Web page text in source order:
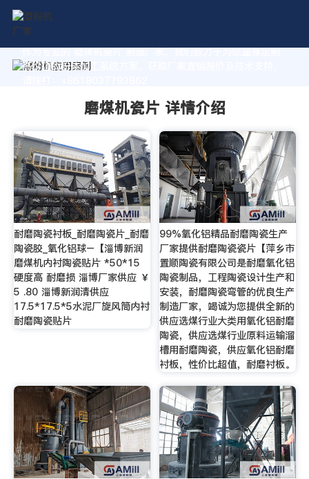
作为专业的 磨煤机瓷片 制造厂家，我们致力于为您量身定制
高价值的粉体加工系统方案。获取厂家直销报价及技术支持，
磨煤机瓷片 详情介绍
耐磨陶瓷衬板_耐磨陶瓷片_耐磨
陶瓷胶_氧化铝球–【淄博新润
磨煤机内衬陶瓷贴片 *50*15
硬度高 耐磨损 淄博厂家供应 ￥
5 .80 淄博新润清供应
17.5*17.5*5水泥厂旋风筒内衬
耐磨陶瓷贴片
99%氧化铝精品耐磨陶瓷生产
厂家提供耐磨陶瓷瓷片【萍乡市
置顺陶瓷有限公司是耐磨氧化铝
陶瓷制品，工程陶瓷设计生产和
安装，耐磨陶瓷弯管的优良生产
制造厂家，竭诚为您提供全新的
供应选煤行业大类用氧化铝耐磨
陶瓷，供应选煤行业原料运输溜
槽用耐磨陶瓷，供应氧化铝耐磨
衬板，性价比超值，耐磨衬板。